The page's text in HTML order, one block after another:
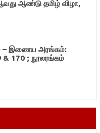
ஆண்டு தமிழ் விழா,
– இணைய அரங்கம்:
170 ; நூலரங்கம்